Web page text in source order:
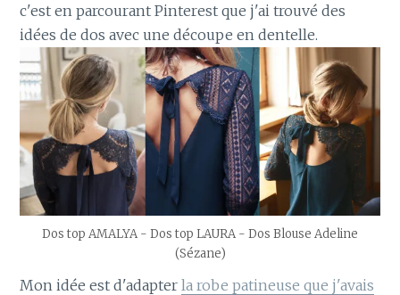
c'est en parcourant Pinterest que j'ai trouvé des
idées de dos avec une découpe en dentelle.
Dos top AMALYA - Dos top LAURA - Dos Blouse Adeline
(Sézane)
Mon idée est d'adapterla robe patineuse que j'avais